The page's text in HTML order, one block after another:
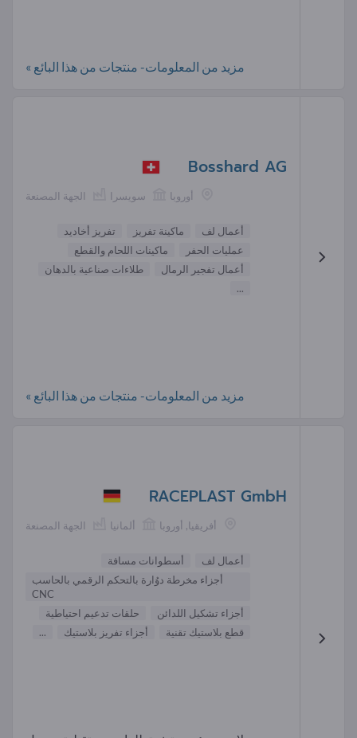
مزيد من المعلومات- منتجات من هذا البائع »
Bosshard AG
الجهة المصنعة سويسرا أوروبا
أعمال لف ماكينة تفريز
تفريز أخاديد
عمليات الحفر
ماكينات اللحام والقطع
أعمال تفجير الرمال
طلاءات صناعية بالدهان
...
مزيد من المعلومات- منتجات من هذا البائع »
RACEPLAST GmbH
الجهة المصنعة ألمانيا أفريقيا, أوروبا
أعمال لف
أسطوانات مسافة
أجزاء مخرطة دوُارة بالتحكم الرقمي بالحاسب
CNC
أجزاء تشكيل اللدائن
حلقات تدعيم احتياطية
قطع بلاستيك تقنية
أجزاء تفريز بلاستيك ...